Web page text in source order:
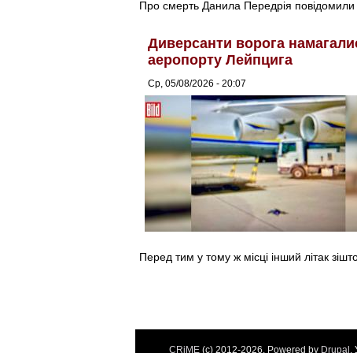
Про смерть Данила Передрія повідомили
Диверсанти ворога
аеропорту Лейпцига
Ср, 05/08/2026 - 20:07
Перед тим у тому ж місці інший літак
CRiME (c) 2012-2026. Powered by Drupal .